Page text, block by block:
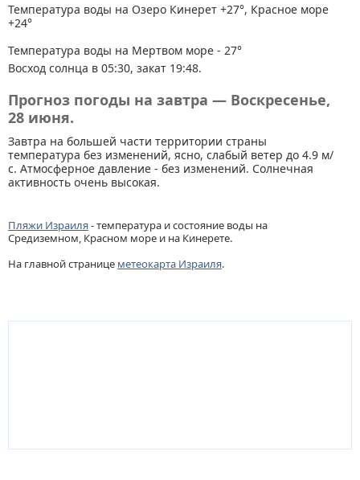
Температура воды на Озеро Кинерет +27°, Красное море
+24°
Температура воды на Мертвом море - 27°
Восход солнца в 05:30, закат 19:48.
Прогноз погоды на завтра — Воскресенье,
28 июня.
Завтра на большей части территории страны
температура без изменений, ясно, слабый ветер до 4.9 м/
с. Атмосферное давление - без изменений. Солнечная
активность очень высокая.
Пляжи Израиля- температура и состояние воды на
Средиземном, Красном море и на Кинерете.
На главной странице метеокарта Израиля.